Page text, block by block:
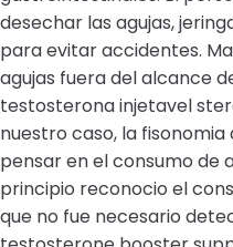
desechar las agujas,
para evitar accidentes.
agujas fuera del alcance
testosterona injetavel
nuestro caso, la
pensar en el consumo de
principio reconocio el
que no fue necesario